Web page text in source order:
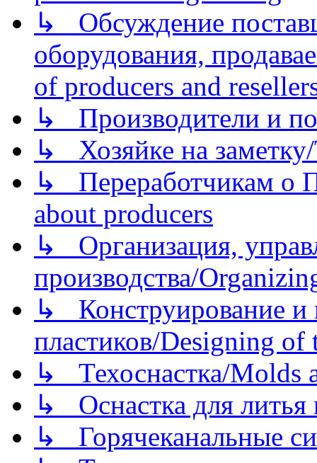
↳ Обсуждение
оборудования,
of producers and
↳ Производители и
↳ Хозяйке на
↳ Переработчикам о
about producers
↳ Организация,
производства/
↳ Конструирование и
пластиков/Designing of
↳ Техоснастка/Molds
↳ Оснастка для литья
↳ Горячеканальные